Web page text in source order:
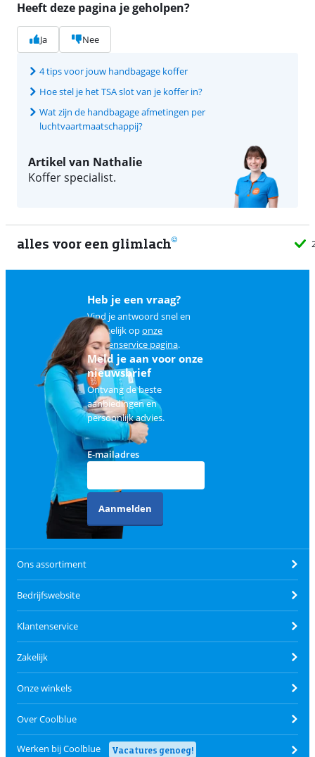
Heeft deze pagina je geholpen?
Ja Nee
4 tips voor jouw handbagage koffer
Hoe stel je het TSA slot van je koffer in?
Wat zijn de handbagage afmetingen per
luchtvaartmaatschappij?
Artikel van Nathalie
Koffer specialist.
alles voor een glimlach
Heb je een vraag?
Vind je antwoord snel en
makkelijk oponze
klantenservice pagina.
Meld je aan voor onze
nieuwsbrief
Ontvang de beste
aanbiedingen en
persoonlijk advies.
E-mailadres
Aanmelden
Ons assortiment
Bedrijfswebsite
Klantenservice
Zakelijk
Onze winkels
Over Coolblue
Werken bij Coolblue Vacatures genoeg!